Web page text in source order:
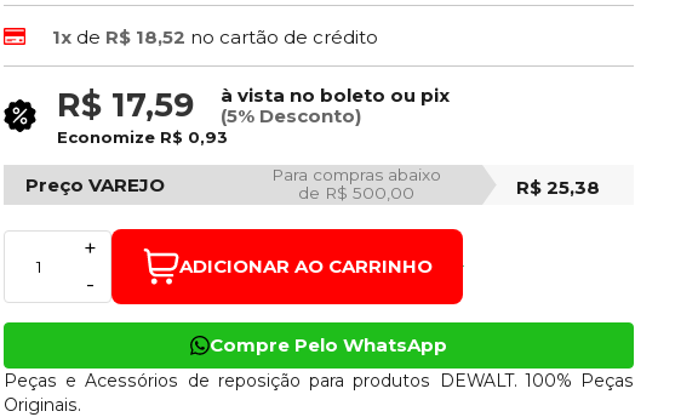
1x de R$ 18,52 no cartão de crédito
R$ 17,59
à vista no boleto ou pix
(5% Desconto)
Economize R$ 0,93
Preço VAREJO
Para compras abaixo
de R$ 500,00
R$ 25,38
-
+
ADICIONAR AO CARRINHO
Compre Pelo WhatsApp
Peças e Acessórios de reposição para produtos DEWALT. 100% Peças
Originais.